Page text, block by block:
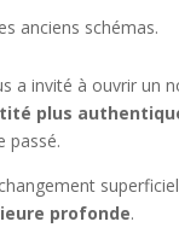
anciens schémas.
a invité à ouvrir un
plus
passé.
profonde.